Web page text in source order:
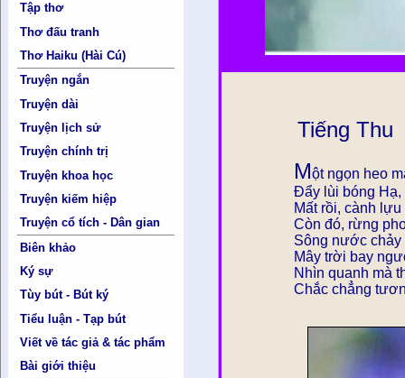
Tập thơ
Thơ đấu tranh
Thơ Haiku (Hài Cú)
Truyện ngắn
Truyện dài
Truyện lịch sử
Truyện chính trị
Truyện khoa học
Truyện kiếm hiệp
Truyện cổ tích - Dân gian
Biên khảo
Ký sự
Tùy bút - Bút ký
Tiểu luận - Tạp bút
Viết về tác giả & tác phẩm
Bài giới thiệu
Tiếng Thu
Một ngọn heo
Ðẩy lùi bóng Hạ,
Mất rồi, cành
Còn đó, rừng
Sông nước
Mây trời bay
Nhìn quanh mà
Chắc chẳng